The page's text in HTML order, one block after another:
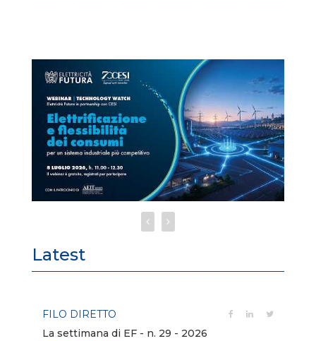
Latest
FILO DIRETTO
La settimana di EF - n. 29 - 2026